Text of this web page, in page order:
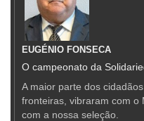
EUGÉNIO FONSECA
O campeonato da
A maior parte dos
fronteiras, vibraram com o
com a nossa seleção.